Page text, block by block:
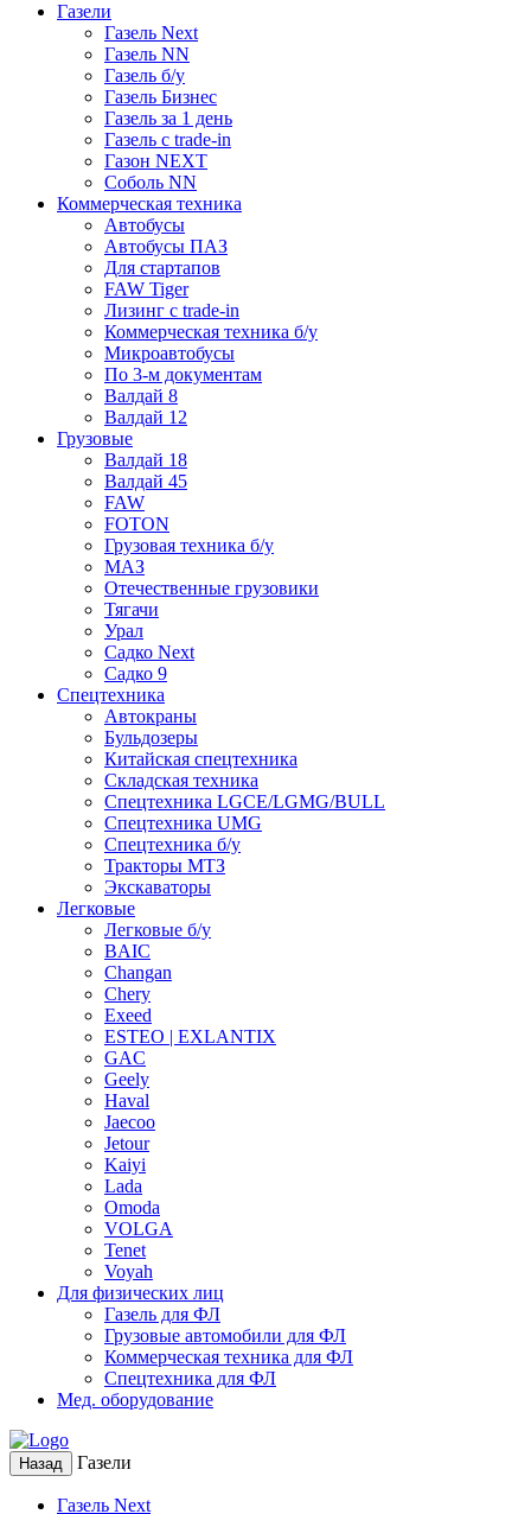
Газели
Газель Next
Газель NN
Газель б/у
Газель Бизнес
Газель за 1 день
Газель с trade-in
Газон NEXT
Соболь NN
Коммерческая техника
Автобусы
Автобусы ПАЗ
Для стартапов
FAW Tiger
Лизинг с trade-in
Коммерческая техника б/у
Микроавтобусы
По 3-м документам
Валдай 8
Валдай 12
Грузовые
Валдай 18
Валдай 45
FAW
FOTON
Грузовая техника б/у
МАЗ
Отечественные грузовики
Тягачи
Урал
Садко Next
Садко 9
Спецтехника
Автокраны
Бульдозеры
Китайская спецтехника
Складская техника
Спецтехника LGCE/LGMG/BULL
Спецтехника UMG
Спецтехника б/у
Тракторы МТЗ
Экскаваторы
Легковые
Легковые б/у
BAIC
Changan
Chery
Exeed
ESTEO | EXLANTIX
GAC
Geely
Haval
Jaecoo
Jetour
Kaiyi
Lada
Omoda
VOLGA
Tenet
Voyah
Для физических лиц
Газель для ФЛ
Грузовые автомобили для ФЛ
Коммерческая техника для ФЛ
Спецтехника для ФЛ
Мед. оборудование
Назад Газели
Газель Next